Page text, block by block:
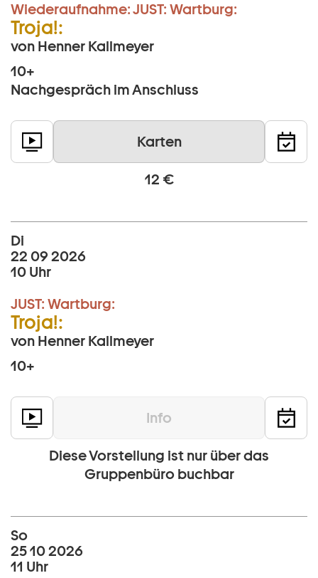
Wiederaufnahme:JUST: Wartburg:
Troja!:
von Henner Kallmeyer
10+
Nachgespräch im Anschluss
Karten
12 €
Di
22 09 2026
10 Uhr
JUST: Wartburg:
Troja!:
von Henner Kallmeyer
10+
Info
Diese Vorstellung ist nur über das
Gruppenbüro buchbar
So
25 10 2026
11 Uhr